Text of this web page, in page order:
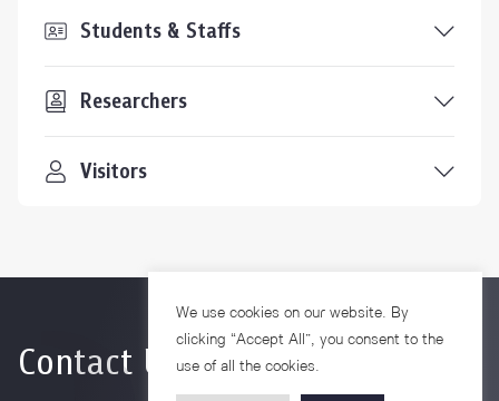
Students & Staffs
Researchers
Visitors
Contact Us
We use cookies on our website. By
clicking “Accept All”, you consent to the
use of all the cookies.